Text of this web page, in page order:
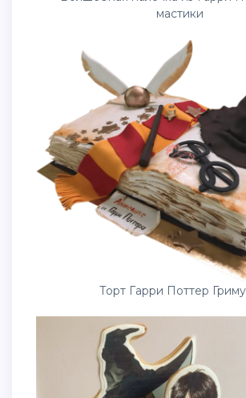
мастики
Торт Гарри Поттер